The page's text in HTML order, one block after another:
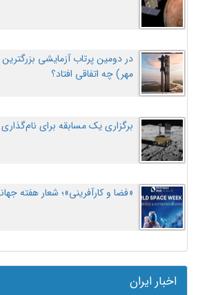
مهر‌) چه اتفاقی افتاد؟
برگزاری یک مسابقه برای نام‌گذاری
«فضا و کارآفرینی»؛ شعار هفته جهانی
اخبار ایران